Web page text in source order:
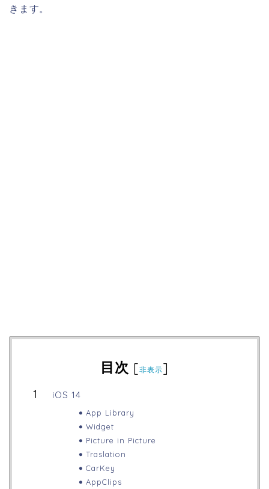
きます。
目次 [非表示]
iOS 14
App Library
Widget
Picture in Picture
Traslation
CarKey
AppClips